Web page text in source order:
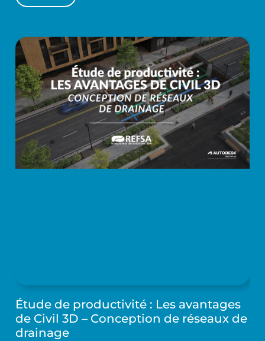
Étude de productivité : Les avantages
de Civil 3D – Conception de réseaux de
drainage